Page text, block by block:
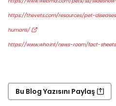
https://thevets.com/resources/pet-
humans/
https://www.who.int/news-room/fact-
Bu Blog Yazısını Paylaş